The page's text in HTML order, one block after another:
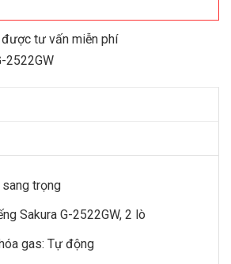
tư vấn miễn phí
2522GW
trọng
Sakura G-2522GW, 2 lò
gas: Tự động